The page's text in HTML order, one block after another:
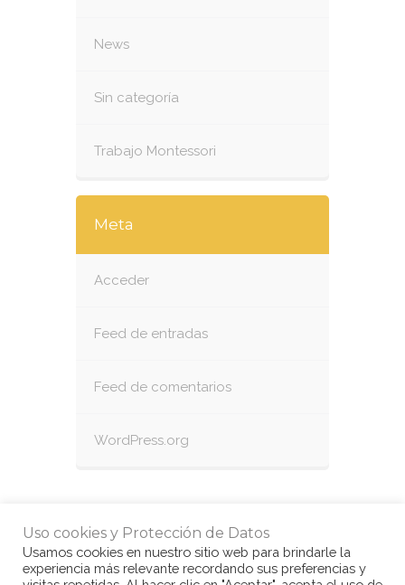
News
Sin categoría
Trabajo Montessori
Meta
Acceder
Feed de entradas
Feed de comentarios
WordPress.org
Uso cookies y Protección de Datos
Usamos cookies en nuestro sitio web para brindarle la
experiencia más relevante recordando sus preferencias y